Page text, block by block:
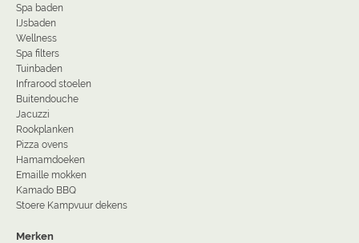
Spa baden
IJsbaden
Wellness
Spa filters
Tuinbaden
Infrarood stoelen
Buitendouche
Jacuzzi
Rookplanken
Pizza ovens
Hamamdoeken
Emaille mokken
Kamado BBQ
Stoere Kampvuur dekens
Merken